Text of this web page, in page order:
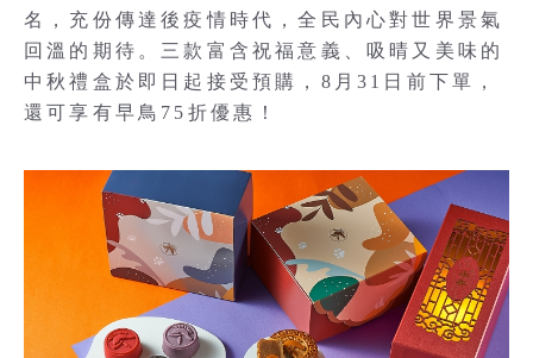
名，充份傳達後疫情時代，全民內心對世界景氣
回溫的期待。三款富含祝福意義、吸晴又美味的
中秋禮盒於即日起接受預購，8月31日前下單，
還可享有早鳥75折優惠！